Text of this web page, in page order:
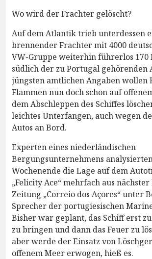
Wo wird der Frachter gelöscht?
Auf dem Atlantik trieb unterdessen
brennender Frachter mit 4000
VW-Gruppe weiterhin führerlos 170
südlich der zu Portugal gehörenden
jüngsten amtlichen Angaben wollen
Flammen nun doch schon auf
dem Abschleppen des Schiffes
leichtes Unterfangen, auch wegen
Autos an Bord.
Experten eines niederländischen
Bergungsunternehmens
Wochenende die Lage auf dem
„Felicity Ace“ mehrfach aus
Zeitung „Correio dos Açores“ unter
Sprecher der portugiesischen
Bisher war geplant, das Schiff erst
zu bringen und dann das Feuer zu
aber werde der Einsatz von
offenem Meer erwogen, hieß es.